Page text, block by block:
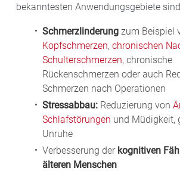
bekanntesten Anwendungsgebiete
Schmerzlinderung zum Beispiel
Kopfschmerzen, chronischen
Schulterschmerzen, chronische
Rückenschmerzen oder auch
Schmerzen nach Operationen
Stressabbau: Reduzierung von
Schlafstörungen und Müdigkeit,
Unruhe
Verbesserung der kognitiven
älteren Menschen